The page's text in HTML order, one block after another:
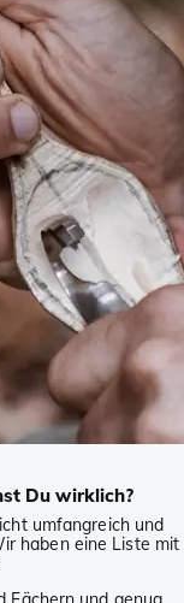
Du wirklich?
umfangreich und
haben eine Liste mit